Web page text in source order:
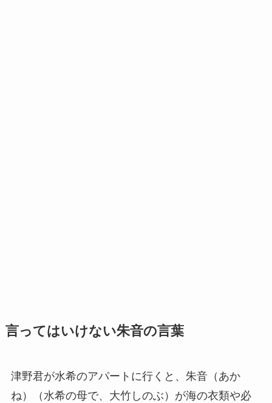
言ってはいけない朱音の言葉
津野君が水希のアパートに行くと、朱音（あか
ね）（水希の母で、大竹しのぶ）が海の衣類や必